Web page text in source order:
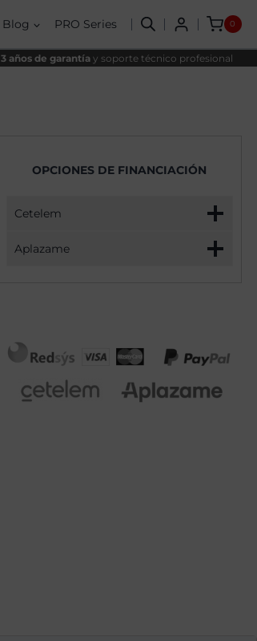
Blog PRO Series 0
3 años de garantía y soporte técnico profesional
OPCIONES DE FINANCIACIÓN
Cetelem
Aplazame
7
32GB,
2TB